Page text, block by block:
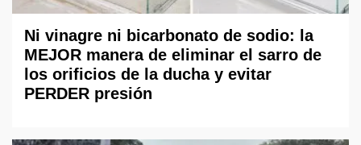
Ni vinagre ni bicarbonato de sodio: la
MEJOR manera de eliminar el sarro de
los orificios de la ducha y evitar
PERDER presión